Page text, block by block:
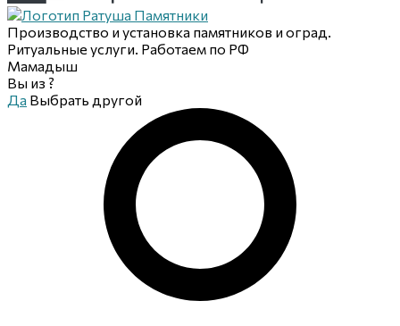
Производство и установка памятников и оград.
Ритуальные услуги. Работаем по РФ
Мамадыш
Вы из ?
Да Выбрать другой